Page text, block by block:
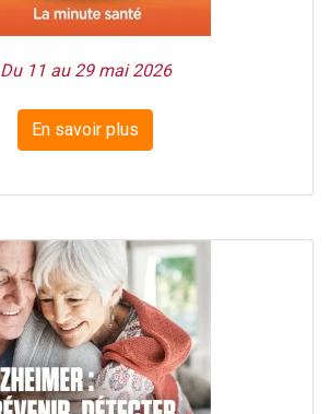
Du 11 au 29 mai 2026
En savoir plus